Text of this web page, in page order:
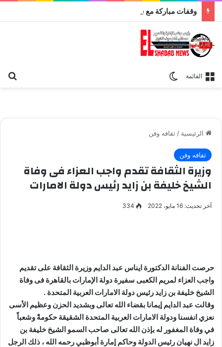
القائمة
الرئيسية / ثقافه وفن
ثقافه وفن
وزيرة الثقافة تقدم واجب العزاء فى وفاة
الشيخ خليفة بن زايد رئيس دولة الامارات
آخر تحديث: 16 مايو، 2022 334
حرصت الفنانة الدكتورة ايناس عبد الدايم وزيرة الثقافة على تقديم
واجب العزاء لمريم الكعبى سفيرة دولة الإمارات بالقاهرة فى وفاة
الشيخ خليفة بن زايد رئيس دولة الامارات العربية المتحدة .
وقالت عبد الدايم إيمانا بقضاء الله تعالى وبشديد الحزن وعظيم الأسى
نعزي انفسنا ودولة الامارات العربية المتحدة الشقيقة حكومةً وشعباً
في وفاة المغفور له بإذن الله تعالى صاحب السمو الشيخ خليفة بن
زايد ال نهيان رئيس الدولة وحاكم إمارة أبوظبي رحمه الله ، ذلك الرجل